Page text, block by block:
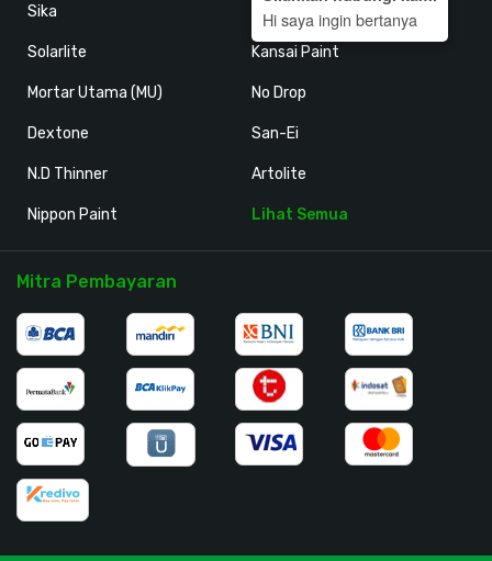
Sika
Solarlite
Mortar Utama (MU)
Dextone
N.D Thinner
Nippon Paint
Holodeck
Kansai Paint
No Drop
San-Ei
Artolite
Lihat Semua
Mitra Pembayaran
Hi saya ingin bertanya